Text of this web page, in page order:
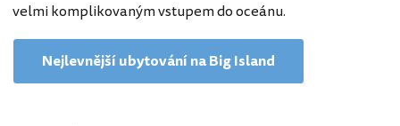
velmi komplikovaným vstupem do oceánu.
Nejlevnější ubytování na Big Island